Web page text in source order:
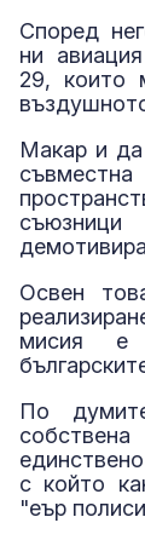
Според
ни
29, които
Макар и да
Освен
мисия е
По
с който
"еър